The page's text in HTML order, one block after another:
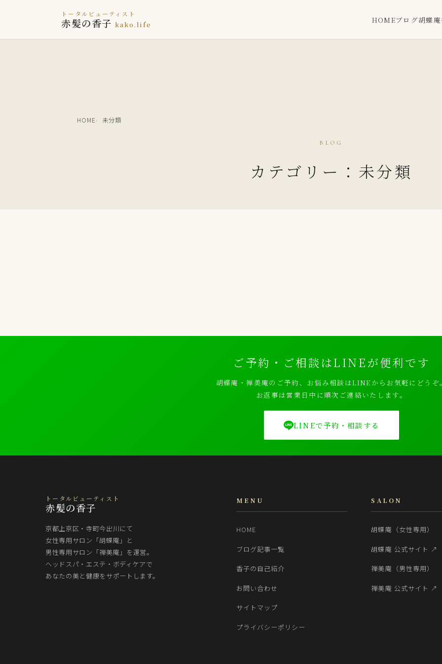
トータルビューティスト
赤髪の香子kako.life HOMEブログ胡蝶庵
HOME 未分類
BLOG
カテゴリー：未分類
ご予約・ご相談はLINEが便利です
胡蝶庵・禅美庵のご予約、お悩み相談はLINEからお気軽にどうぞ
お返事は営業日中に順次ご連絡いたします。
LINEで予約・相談する
トータルビューティスト
赤髪の香子
京都上京区・寺町今出川にて
女性専用サロン「胡蝶庵」と
男性専用サロン「禅美庵」を運営。
ヘッドスパ・エステ・ボディケアで
あなたの美と健康をサポートします。
MENU
HOME
ブログ記事一覧
香子の自己紹介
お問い合わせ
サイトマップ
プライバシーポリシー
SALON
胡蝶庵（女性専用）
胡蝶庵 公式サイト ↗
禅美庵（男性専用）
禅美庵 公式サイト ↗